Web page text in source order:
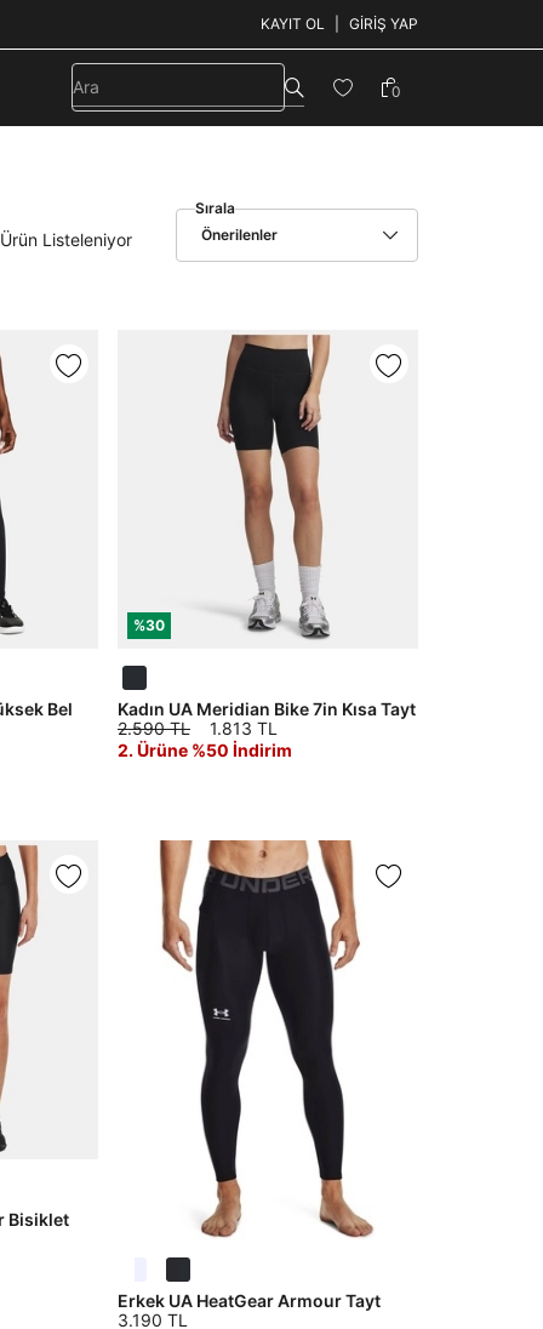
KAYIT OL GIRIŞ YAP
0
Listeleniyor Önerilenler
Sırala
Bel
%30
Kadın UA Meridian Bike 7in Kısa Tayt
2.590 TL
1.813 TL
2. Ürüne %50 İndirim
Bisiklet
Erkek UA HeatGear Armour Tayt
3.190 TL